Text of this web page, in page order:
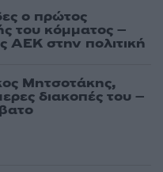
ο πρώτος
του κόμματος –
ΑΕΚ στην πολιτική
Μητσοτάκης,
διακοπές του –